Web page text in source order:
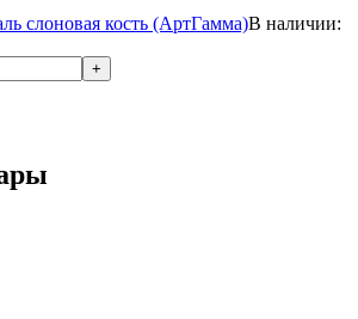
слоновая кость (АртГамма)В наличии:
+